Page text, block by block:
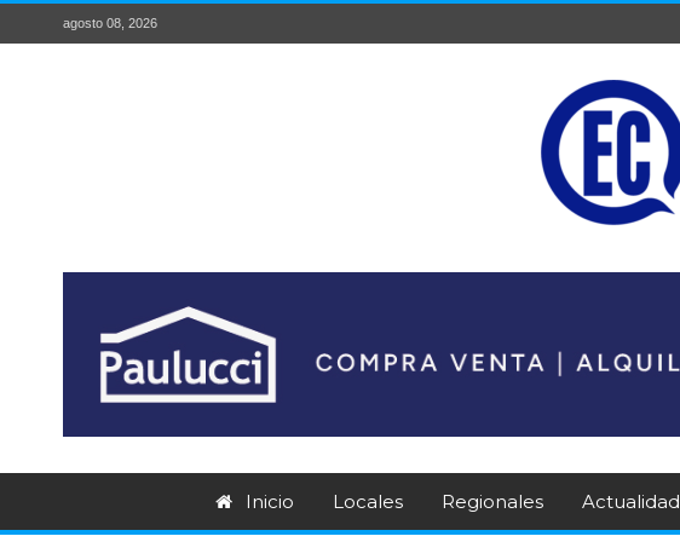
agosto 08, 2026
Inicio Locales Regionales Actualidad